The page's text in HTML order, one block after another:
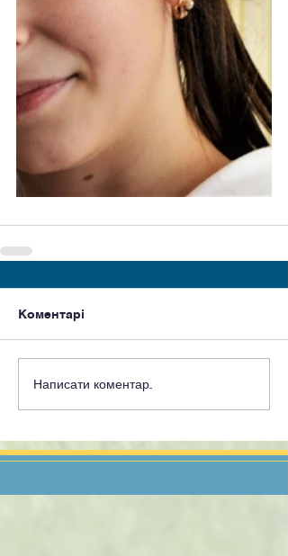
Коментарі
Написати коментар...